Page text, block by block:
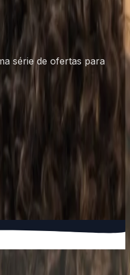
série de ofertas para